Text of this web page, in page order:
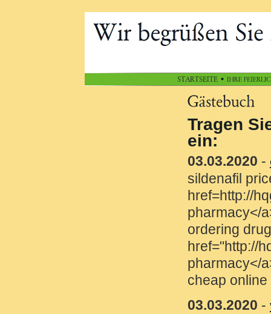
Tragen Sie sich
03.03.2020-copfsl
sildenafil price
href=http://
pharmacy</a>
ordering drugs
href="http://
pharmacy</a>
cheap online drugs
03.03.2020-vzqmch